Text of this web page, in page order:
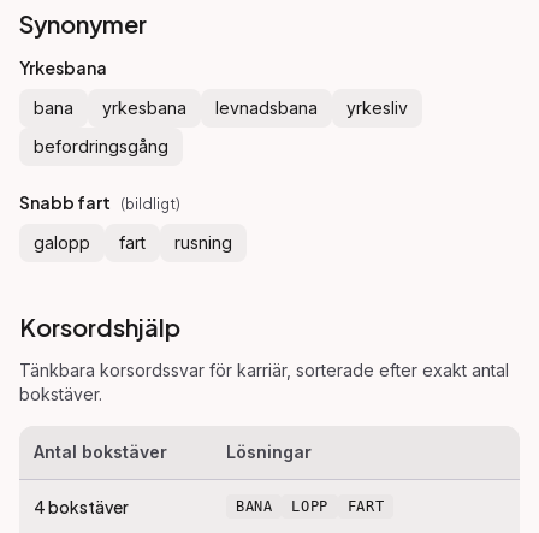
Synonymer
Yrkesbana
bana yrkesbana levnadsbana
yrkesliv
befordringsgång
Snabb fart (bildligt)
galopp fart rusning
Korsordshjälp
Tänkbara korsordssvar för karriär, sorterade efter exakt antal
bokstäver.
Antal bokstäver Lösningar
4bokstäver BANA LOPP FART